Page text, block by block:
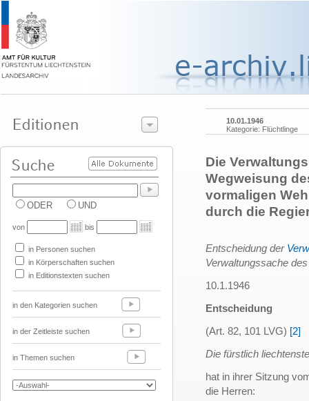
ODER UND
von bis
in Personen suchen
in Körperschaften suchen
in Editionstexten suchen
in den Kategorien suchen
in der Zeitleiste suchen
in Themen suchen
10.01.1946
Kategorie: Flüchtlinge
Die
Wegweisung
vormaligen
durch die
Entscheidung der
Verwaltungssache
10.1.1946
Entscheidung
(Art. 82, 101 LVG) [2]
Die fürstlich
hat in ihrer Sitzung
die Herren: